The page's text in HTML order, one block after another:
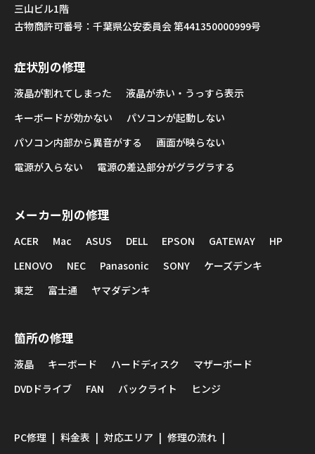
三山ビル1階
古物商許可番号：千葉県公安委員会 第441350000999号
症状別の修理
液晶が割れてしまった
液晶が赤い・うっすら表示
キーボードが効かない
パソコンが起動しない
パソコン内部から異音がする
画面が映らない
電源が入らない
電源の差込部分がグラグラする
メーカー別の修理
ACER Mac ASUS DELL EPSON GATEWAY
HP
LENOVO
NEC Panasonic SONY
ケーズデンキ
東芝
富士通 ヤマダデンキ
箇所の修理
液晶 キーボード ハードディスク
マザーボード
DVDドライブ
FAN バックライト ヒンジ
PC修理 料金表 対応エリア
修理の流れ